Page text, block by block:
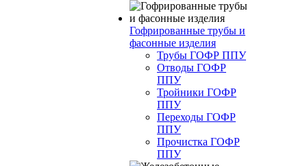
Гофрированные трубы и
фасонные изделия
Трубы ГОФР ППУ
Отводы ГОФР
ППУ
Тройники ГОФР
ППУ
Переходы ГОФР
ППУ
Прочистка ГОФР
ППУ